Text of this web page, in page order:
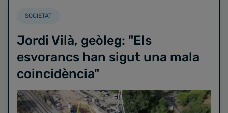
SOCIETAT
Jordi Vilà, geòleg: "Els
esvorancs han sigut una mala
coincidència"